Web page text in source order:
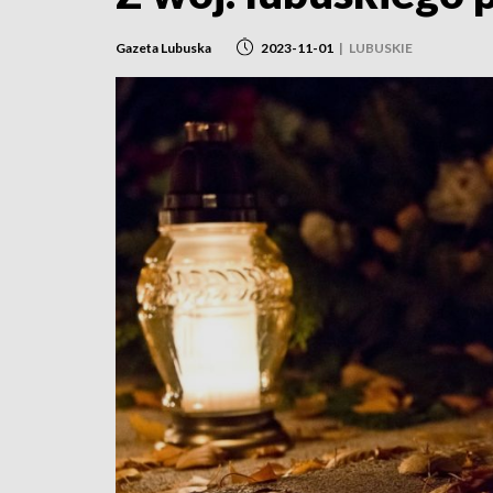
Gazeta Lubuska 2023-11-01 | LUBUSKIE